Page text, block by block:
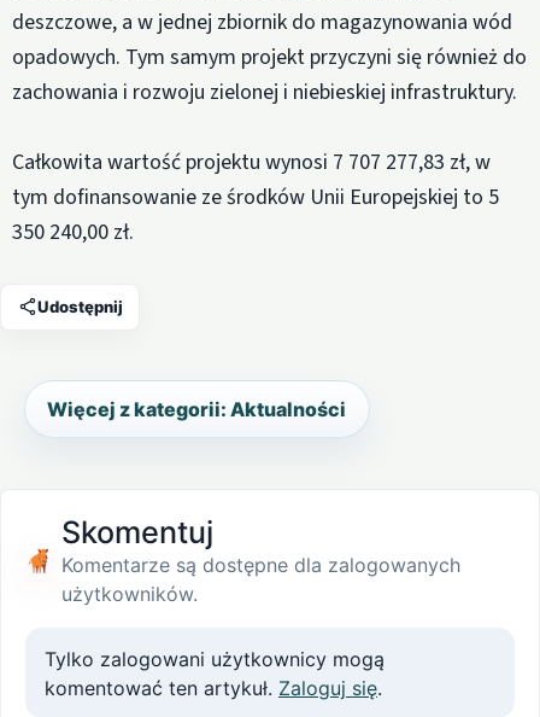
deszczowe, a w jednej zbiornik do magazynowania wód
opadowych. Tym samym projekt przyczyni się również do
zachowania i rozwoju zielonej i niebieskiej infrastruktury.
Całkowita wartość projektu wynosi 7 707 277,83 zł, w
tym dofinansowanie ze środków Unii Europejskiej to 5
350 240,00 zł.
Udostępnij
Więcej z kategorii: Aktualności
Skomentuj
Komentarze są dostępne dla zalogowanych
użytkowników.
Tylko zalogowani użytkownicy mogą
komentować ten artykuł. Zaloguj się.